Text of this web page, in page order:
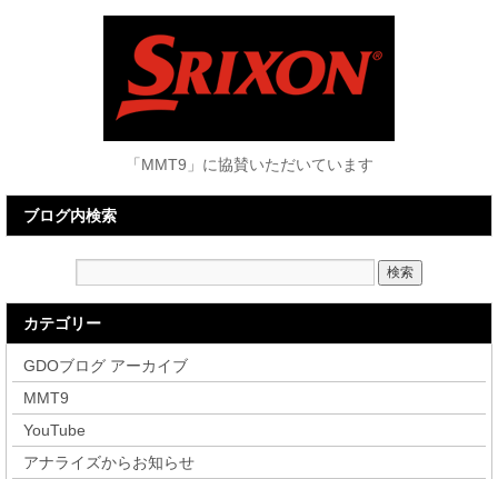
「MMT9」に協賛いただいています
ブログ内検索
カテゴリー
GDOブログ アーカイブ
MMT9
YouTube
アナライズからお知らせ